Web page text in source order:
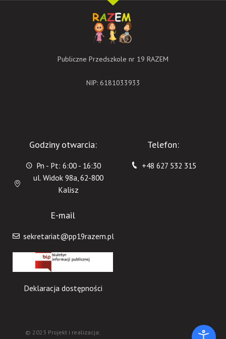
Publiczne Przedszkole nr 19 RAZEM
NIP: 6181033933
Godziny otwarcia:
Pn - Pt: 6:00 - 16:30
ul. Widok 98a, 62-800
Kalisz
Telefon:
+48 627 532 315
E-mail
sekretariat@pp19razem.pl
Deklaracja dostępności
© 2023 Projekt i realizacja: